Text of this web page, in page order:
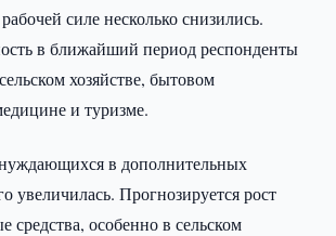
силе несколько снизились.
в ближайший период респонденты
хозяйстве, бытовом
и туризме.
в дополнительных
увеличилась. Прогнозируется рост
средства, особенно в сельском